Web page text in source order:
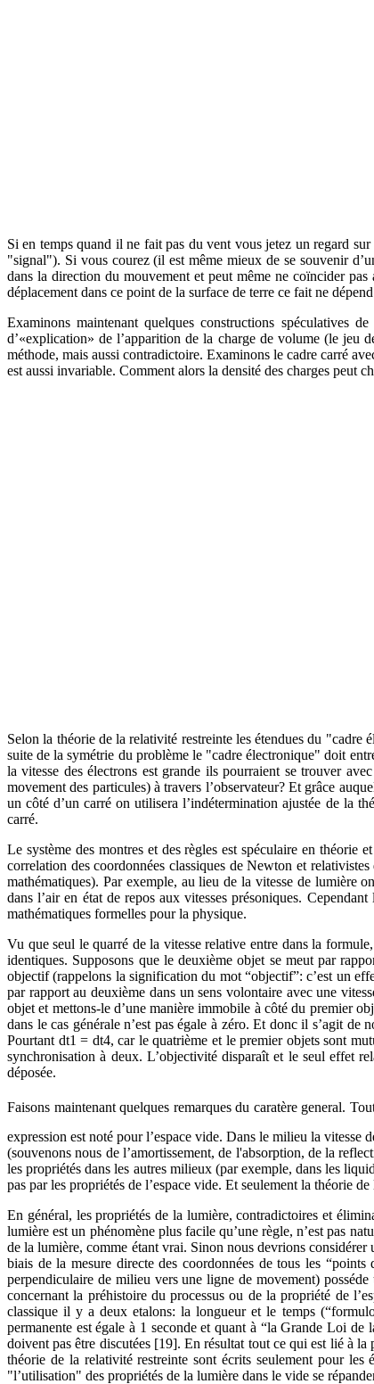
Si en temps quand il ne fait pas du vent vous jetez un regard
"signal"). Si vous courez (il est même mieux de se souvenir
dans la direction du mouvement et peut même ne coïncider
déplacement dans ce point de la surface de terre ce fait ne
Examinons maintenant quelques constructions spéculatives
d’«explication» de l’apparition de la charge de volume (le jeu
méthode, mais aussi contradictoire. Examinons le cadre carré
est aussi invariable. Comment alors la densité des charges peut
Selon la théorie de la relativité restreinte les étendues du
suite de la symétrie du problème le "cadre électronique" doit
la vitesse des électrons est grande ils pourraient se trouver
movement des particules) à travers l’observateur? Et grâce
un côté d’un carré on utilisera l’indétermination ajustée de la
carré.
Le système des montres et des règles est spéculaire en théorie
correlation des coordonnées classiques de Newton et
mathématiques). Par exemple, au lieu de la vitesse de lumière
dans l’air en état de repos aux vitesses présoniques.
mathématiques formelles pour la physique.
Vu que seul le quarré de la vitesse relative entre dans la
identiques. Supposons que le deuxième objet se meut par
objectif (rappelons la signification du mot “objectif”: c’est un
par rapport au deuxième dans un sens volontaire avec une
objet et mettons-le d’une manière immobile à côté du premier
dans le cas générale n’est pas égale à zéro. Et donc il s’agit
Pourtant dt1 = dt4, car le quatrième et le premier objets sont
synchronisation à deux. L’objectivité disparaît et le seul effet
déposée.
Faisons maintenant quelques remarques du caratère general.
expression est noté pour l’espace vide. Dans le milieu la vitesse
(souvenons nous de l’amortissement, de l'absorption, de la
les propriétés dans les autres milieux (par exemple, dans les
pas par les propriétés de l’espace vide. Et seulement la théorie
En général, les propriétés de la lumière, contradictoires et
lumière est un phénomène plus facile qu’une règle, n’est pas
de la lumière, comme étant vrai. Sinon nous devrions considérer
biais de la mesure directe des coordonnées de tous les
perpendiculaire de milieu vers une ligne de movement)
concernant la préhistoire du processus ou de la propriété de
classique il y a deux etalons: la longueur et le temps
permanente est égale à 1 seconde et quant à “la Grande Loi
doivent pas être discutées [19]. En résultat tout ce qui est lié à
théorie de la relativité restreinte sont écrits seulement pour
"l’utilisation" des propriétés de la lumière dans le vide se